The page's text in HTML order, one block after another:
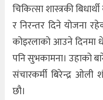
चिकित्सा शास्त्रकी
र निरन्तर दिने योजना
कोइरलाको आउने दिनमा
पनि सुभकामना। उहाको
संचारकर्मी बिरेन्द्र
छौ।